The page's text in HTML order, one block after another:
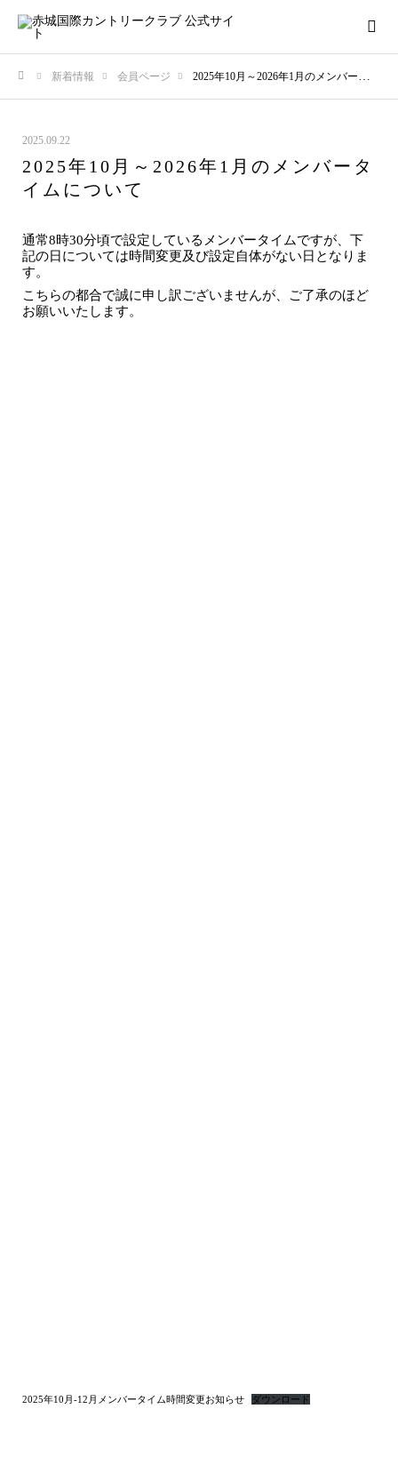
新着情報 会員ページ 2025年10月～2026年1月のメンバータイムについて
2025.09.22
2025年10月～2026年1月のメンバータ
イムについて
通常8時30分頃で設定しているメンバータイムですが、下
記の日については時間変更及び設定自体がない日となりま
す。
こちらの都合で誠に申し訳ございませんが、ご了承のほど
お願いいたします。
2025年10月-12月メンバータイム時間変更お知らせ ダウンロード